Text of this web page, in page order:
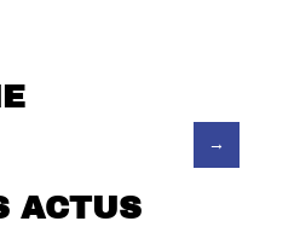
ACTUS